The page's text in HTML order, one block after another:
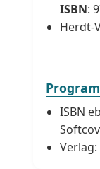
ISBN:
Herdt-
ISBN